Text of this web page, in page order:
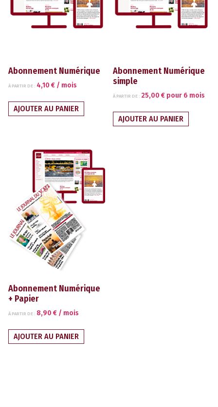
Abonnement Numérique
À PARTIR DE : 4,10 € / mois
AJOUTER AU PANIER
Abonnement Numérique
simple
À PARTIR DE : 25,00€ pour 6 mois
AJOUTER AU PANIER
Abonnement Numérique
+ Papier
À PARTIR DE : 8,90 € / mois
AJOUTER AU PANIER